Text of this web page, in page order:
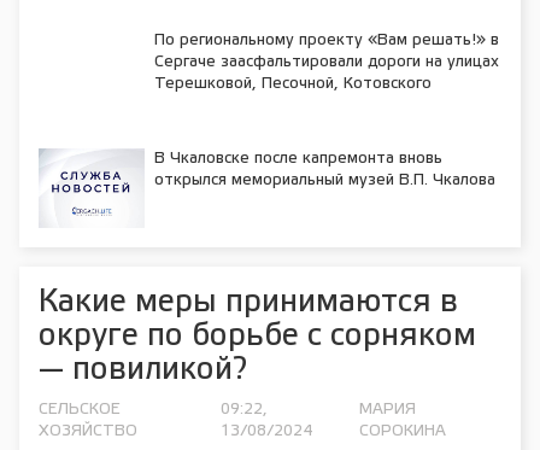
По региональному проекту «Вам решать!» в
Сергаче заасфальтировали дороги на улицах
Терешковой, Песочной, Котовского
В Чкаловске после капремонта вновь
открылся мемориальный музей В.П. Чкалова
Какие меры принимаются в
округе по борьбе с сорняком
— повиликой?
СЕЛЬСКОЕ
ХОЗЯЙСТВО
09:22,
13/08/2024
МАРИЯ
СОРОКИНА